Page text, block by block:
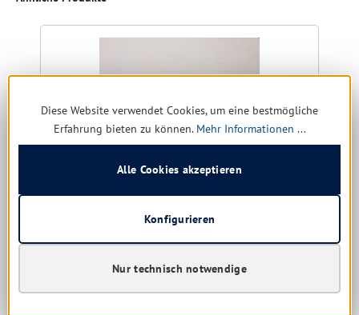
Diese Website verwendet Cookies, um eine bestmögliche
Erfahrung bieten zu können. Mehr Informationen ...
Nur technisch notwendige
Konfigurieren
Alle Cookies akzeptieren